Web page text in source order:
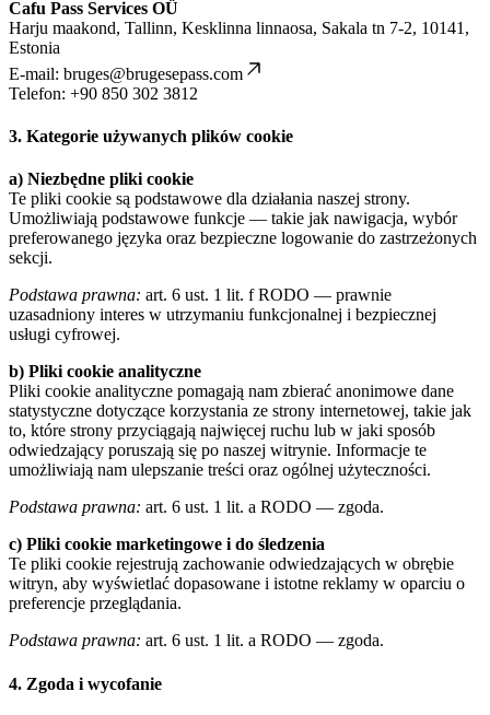
Cafu Pass Services OÜ
Harju maakond, Tallinn, Kesklinna linnaosa, Sakala tn 7-2, 10141,
Estonia
E-mail: bruges@brugesepass.com
Telefon: +90 850 302 3812
3. Kategorie używanych plików cookie
a) Niezbędne pliki cookie
Te pliki cookie są podstawowe dla działania naszej strony.
Umożliwiają podstawowe funkcje — takie jak nawigacja, wybór
preferowanego języka oraz bezpieczne logowanie do zastrzeżonych
sekcji.
Podstawa prawna: art. 6 ust. 1 lit. f RODO — prawnie
uzasadniony interes w utrzymaniu funkcjonalnej i bezpiecznej
usługi cyfrowej.
b) Pliki cookie analityczne
Pliki cookie analityczne pomagają nam zbierać anonimowe dane
statystyczne dotyczące korzystania ze strony internetowej, takie jak
to, które strony przyciągają najwięcej ruchu lub w jaki sposób
odwiedzający poruszają się po naszej witrynie. Informacje te
umożliwiają nam ulepszanie treści oraz ogólnej użyteczności.
Podstawa prawna: art. 6 ust. 1 lit. a RODO — zgoda.
c) Pliki cookie marketingowe i do śledzenia
Te pliki cookie rejestrują zachowanie odwiedzających w obrębie
witryn, aby wyświetlać dopasowane i istotne reklamy w oparciu o
preferencje przeglądania.
Podstawa prawna: art. 6 ust. 1 lit. a RODO — zgoda.
4. Zgoda i wycofanie